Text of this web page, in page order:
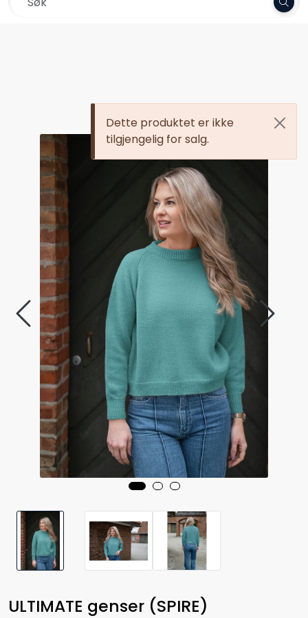
Skip to main content
Dette produktet er ikke
tilgjengelig for salg.
ULTIMATE genser (SPIRE)
Kolleksjoner
Pinner og tilbehør
Gavekort
Outlet